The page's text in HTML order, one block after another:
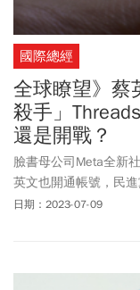
國際總經
全球瞭望》蔡
殺手」
還是開戰？
臉書母公司Meta全新
英文也開通帳號，民
Threads社群。本周投
日期：2023-07-09